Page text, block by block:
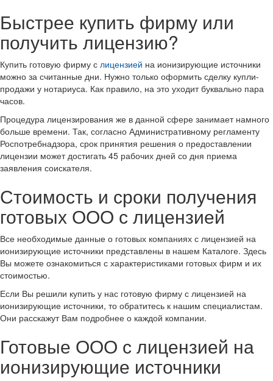
Быстрее купить фирму или
получить лицензию?
Купить готовую фирму с лицензией на ионизирующие источники
можно за считанные дни. Нужно только оформить сделку купли-
продажи у нотариуса. Как правило, на это уходит буквально пара
часов.
Процедура лицензирования же в данной сфере занимает намного
больше времени. Так, согласно Административному регламенту
Роспотребнадзора, срок принятия решения о предоставлении
лицензии может достигать 45 рабочих дней со дня приема
заявления соискателя.
Стоимость и сроки получения
готовых ООО с лицензией
Все необходимые данные о готовых компаниях с лицензией на
ионизирующие источники представлены в нашем Каталоге. Здесь
Вы можете ознакомиться с характеристиками готовых фирм и их
стоимостью.
Если Вы решили купить у нас готовую фирму с лицензией на
ионизирующие источники, то обратитесь к нашим специалистам.
Они расскажут Вам подробнее о каждой компании.
Готовые ООО с лицензией на
ионизирующие источники